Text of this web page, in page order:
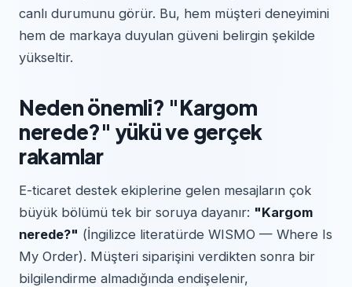
canlı durumunu görür. Bu, hem müşteri deneyimini
hem de markaya duyulan güveni belirgin şekilde
yükseltir.
Neden önemli? "Kargom
nerede?" yükü ve gerçek
rakamlar
E-ticaret destek ekiplerine gelen mesajların çok
büyük bölümü tek bir soruya dayanır: "Kargom
nerede?" (İngilizce literatürde WISMO — Where Is
My Order). Müşteri siparişini verdikten sonra bir
bilgilendirme almadığında endişelenir,